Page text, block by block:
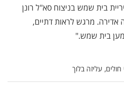
בית שמש בניצוח סא"ל רונן
אדירה. מרגש לראות דתיים,
בית שמש."
עליזה בלוך